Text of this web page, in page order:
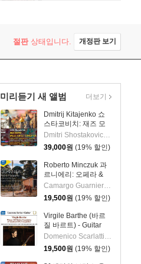
절판상태입니다. 개정판 보기
미리듣기 새 앨범
Dmitrij Kitajenko 쇼
스타코비치: 재즈 모
음곡, 발레 모음곡, 협
주곡들
(Shostakovich: Jazz
Suite; Ballet Suites;
Concertos)
Dmitri Shostakovich 작곡 외 6명
39,000원 (19% 할인)
Roberto Minczuk 과
르니에리: 오페라 &
관현악 작품집
(Guarnieri: Pedro
Malazarte)
Camargo Guarnieri 작곡 외 2명
19,500원 (19% 할인)
Virgile Barthe (바르
질 바르트) - Guitar
Recital (기타 리사이
틀)
Domenico Scarlatti 작곡 외 5명
19,500원 (19% 할인)
더보기